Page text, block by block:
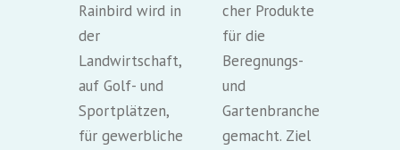
Rainbird wird in
der
Landwirtschaft,
auf Golf- und
Sportplätzen,
für gewerbliche
cher Produkte
für die
Beregnungs-
und
Gartenbranche
gemacht. Ziel